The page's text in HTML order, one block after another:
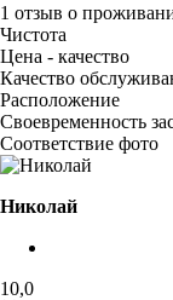
1 отзыв о
Чистота
Цена - качество
Качество
Расположение
Своевременность
Соответствие фото
Николай
10,0